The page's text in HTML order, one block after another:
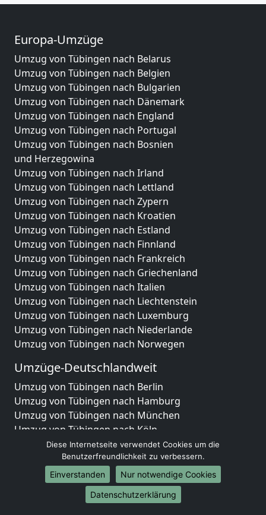
Europa-Umzüge
Umzug von Tübingen nach Belarus
Umzug von Tübingen nach Belgien
Umzug von Tübingen nach Bulgarien
Umzug von Tübingen nach Dänemark
Umzug von Tübingen nach England
Umzug von Tübingen nach Portugal
Umzug von Tübingen nach Bosnien
und Herzegowina
Umzug von Tübingen nach Irland
Umzug von Tübingen nach Lettland
Umzug von Tübingen nach Zypern
Umzug von Tübingen nach Kroatien
Umzug von Tübingen nach Estland
Umzug von Tübingen nach Finnland
Umzug von Tübingen nach Frankreich
Umzug von Tübingen nach Griechenland
Umzug von Tübingen nach Italien
Umzug von Tübingen nach Liechtenstein
Umzug von Tübingen nach Luxemburg
Umzug von Tübingen nach Niederlande
Umzug von Tübingen nach Norwegen
Umzüge-Deutschlandweit
Umzug von Tübingen nach Berlin
Umzug von Tübingen nach Hamburg
Umzug von Tübingen nach München
Umzug von Tübingen nach Köln
Umzug von Tübingen nach Frankfurt am Main
Umzug von Tübingen nach Stuttgart
Umzug von Tübingen nach Düsseldorf
Umzug von Tübingen nach Leipzig
Umzug von Tübingen nach Dortmund
Diese Internetseite verwendet Cookies um die
Benutzerfreundlichkeit zu verbessern.
Einverstanden
Nur notwendige Cookies
Datenschutzerklärung